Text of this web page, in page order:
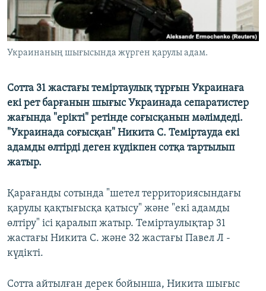
Басқа тілдерде
Украинаның шығысында жүрген қарулы адам.
Сотта 31 жастағы теміртаулық тұрғын Украинаға
екі рет барғанын шығыс Украинада сепаратистер
жағында "ерікті" ретінде соғысқанын мәлімдеді.
"Украинада соғысқан" Никита С. Теміртауда екі
адамды өлтірді деген күдікпен сотқа тартылып
жатыр.
Қарағанды сотында "шетел территориясындағы
қарулы қақтығысқа қатысу" және "екі адамды
өлтіру" ісі қаралып жатыр. Теміртаулықтар 31
жастағы Никита С. және 32 жастағы Павел Л -
күдікті.
Сотта айтылған дерек бойынша, Никита шығыс